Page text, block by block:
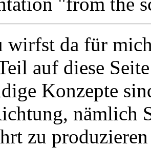
wirfst da für
auf diese
Konzepte
nämlich
zu